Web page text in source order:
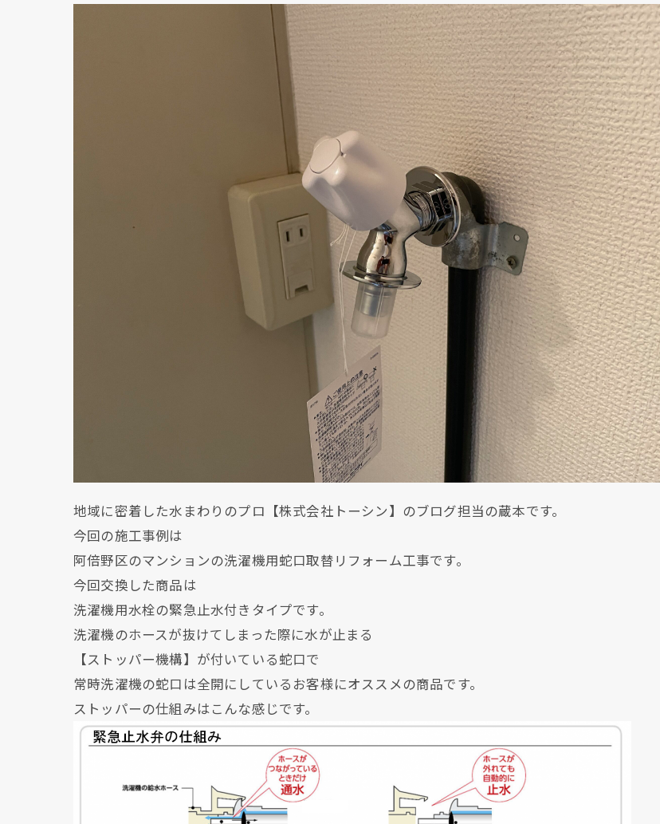
地域に密着した水まわりのプロ【株式会社トーシン】のブログ担当の蔵本です。
今回の施工事例は
阿倍野区のマンションの洗濯機用蛇口取替リフォーム工事です。
今回交換した商品は
洗濯機用水栓の緊急止水付きタイプです。
洗濯機のホースが抜けてしまった際に水が止まる
【ストッパー機構】が付いている蛇口で
常時洗濯機の蛇口は全開にしているお客様にオススメの商品です。
ストッパーの仕組みはこんな感じです。